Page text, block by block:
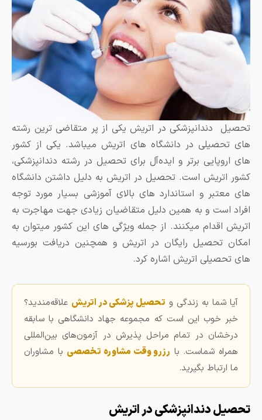
دندانپزشکی در اتریش یکی از پر متقاضی ترین رشته
تحصیلی در دانشگاه های اتریش میباشد. یکی از کشور
اروپایی برتر و ایده‌آل برای تحصیل در رشته دندانپزشکی،
اتریش است. تحصیل در اتریش به دلیل داشتن دانشگاه‌
معتبر و استاندارد های بالای آموزشی بسیار مورد توجه
است و به همین دلیل متقاضیان زیادی جهت مهاجرت به
اقدام میکنند. از جمله ویژگی های این کشور میتوان به
تحصیل رایگان در اتریش و همچنین دریافت بورسیه
تحصیلی اتریش اشاره کرد.
آیا شما به زندگی وتحصیل پزشکی در اتریشعلاقه‌مندید؟
خبر خوب این است که مجموعه جهاد دانشگاهی با سابقه
درخشان در تمام مراحل پذیرش در آزمون‌های بین‌المللی
همراه شماست. بارزرو وقت مشاوره تخصصیبا مشاوران
ما ارتباط بگیرید.
دندانپزشکی در اتریش